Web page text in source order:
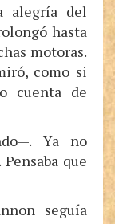
alegría del
hasta
motoras.
como si
cuenta de
Ya no
que
seguía